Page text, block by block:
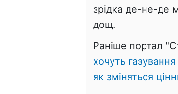
зрідка де-не-де
дощ.
Раніше портал
хочуть
як зміняться